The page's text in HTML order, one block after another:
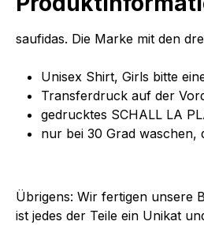
saufidas. Die Marke mit den
Unisex Shirt, Girls bitte
Transferdruck auf der
gedrucktes SCHALL LA
nur bei 30 Grad waschen,
Übrigens: Wir fertigen unsere
ist jedes der Teile ein Unikat